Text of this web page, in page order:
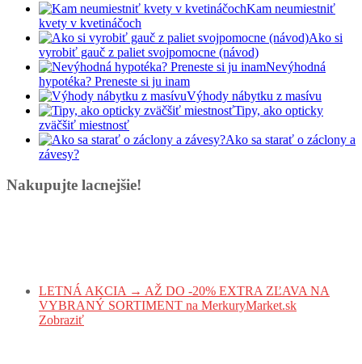
Kam neumiestniť
kvety v kvetináčoch
Ako si
vyrobiť gauč z paliet svojpomocne (návod)
Nevýhodná
hypotéka? Preneste si ju inam
Výhody nábytku z masívu
Tipy, ako opticky
zväčšiť miestnosť
Ako sa starať o záclony a
závesy?
Nakupujte lacnejšie!
LETNÁ AKCIA → AŽ DO -20% EXTRA ZĽAVA NA
VYBRANÝ SORTIMENT na MerkuryMarket.sk
Zobraziť